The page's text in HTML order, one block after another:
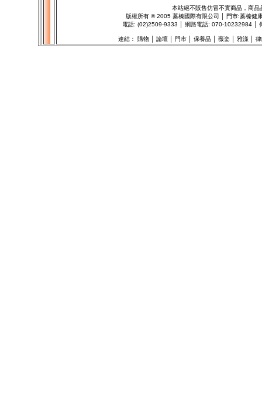
本站絕不販售仿冒不實商品，商
版權所有 ©2005 蓁榛國際有限公司 │ 門市:蓁榛健
電話: (02)2509-9333 │ 網路電話: 070-10232984 │
連結： 購物│ 論壇│ 門市│ 保養品│ 薇姿│ 雅漾